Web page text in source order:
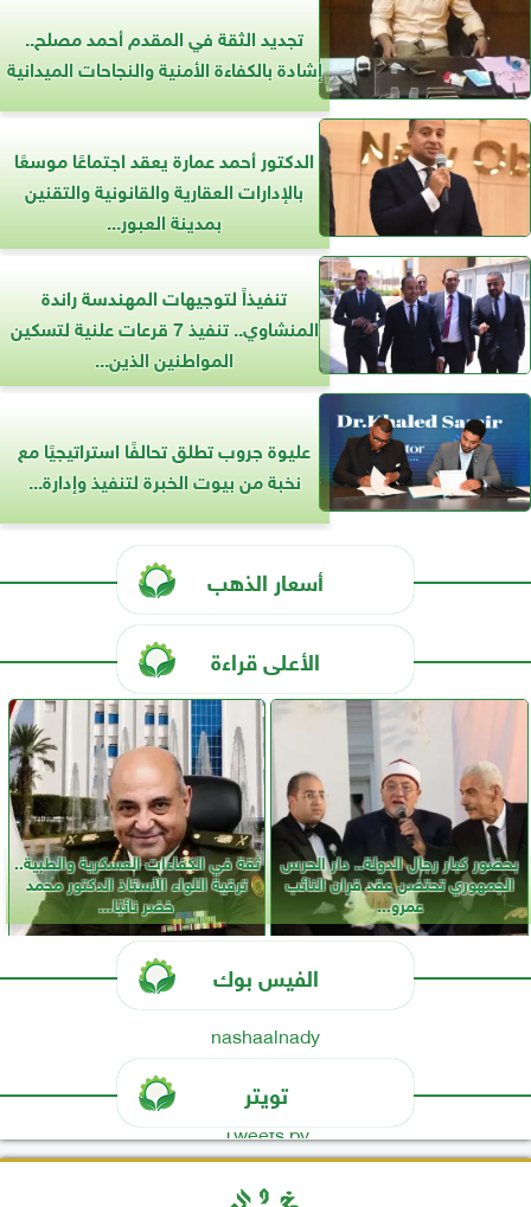
تجديد الثقة في المقدم أحمد مصلح..
إشادة بالكفاءة الأمنية والنجاحات الميدانية
الدكتور أحمد عمارة يعقد اجتماعًا موسعًا
بالإدارات العقارية والقانونية والتقنين
بمدينة العبور...
تنفيذاً لتوجيهات المهندسة راندة
المنشاوي.. تنفيذ 7 قرعات علنية لتسكين
المواطنين الذين...
عليوة جروب تطلق تحالفًا استراتيجيًا مع
نخبة من بيوت الخبرة لتنفيذ وإدارة...
أسعار الذهب
الأعلى قراءة
بحضور كبار رجال الدولة.. دار الحرس
الجمهوري تحتضن عقد قران النائب
عمرو...
ثقة في الكفاءات العسكرية والطبية..
ترقية اللواء الأستاذ الدكتور محمد
خضر نائبًا...
الفيس بوك
nashaalnady
تويتر
Tweets by